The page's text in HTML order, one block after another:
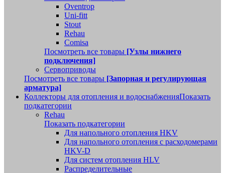
Oventrop
Uni-fitt
Stout
Rehau
Comisa
Посмотреть все товары [Узлы нижнего
подключения]
Сервоприводы
Посмотреть все товары [Запорная и регулирующая
арматура]
Коллекторы для отопления и водоснабженияПоказать
подкатегории
Rehau
Показать подкатегории
Для напольного отопления HKV
Для напольного отопления с расходомерами
HKV-D
Для систем отопления HLV
Распределительные